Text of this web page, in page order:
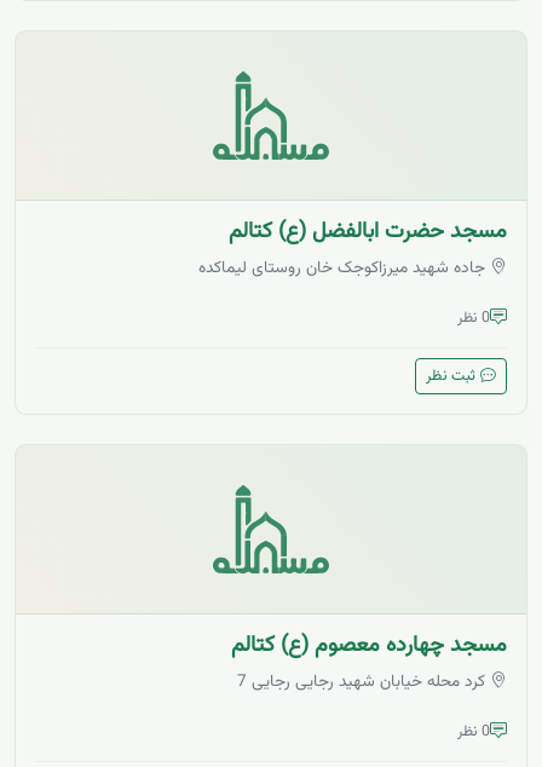
مسجد حضرت ابالفضل (ع) کتالم
جاده شهید میرزاکوجک خان روستای لیماکده
0 نظر
ثبت نظر
مسجد چهارده معصوم (ع) کتالم
کرد محله خیابان شهید رجایی رجایی 7
0 نظر